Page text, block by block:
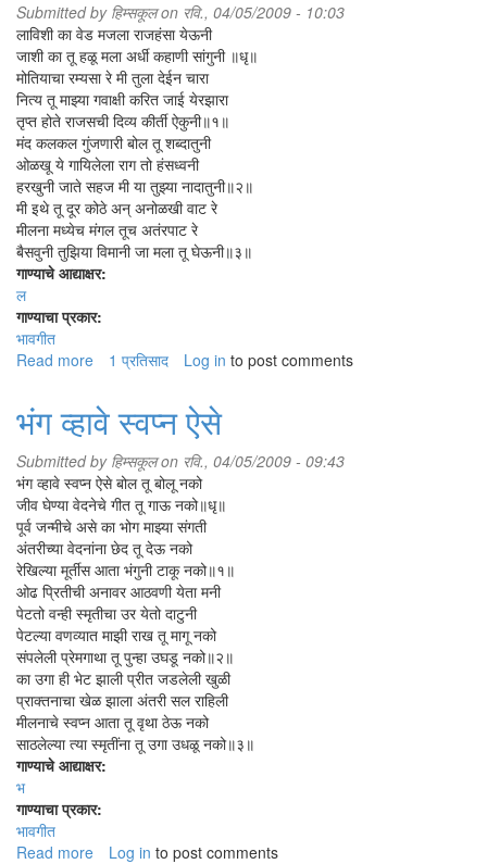
Submitted by हिम्सकूलon रवि., 04/05/2009 - 10:03
लाविशी का वेड मजला राजहंसा येऊनी
जाशी का तू हळू मला अर्धी कहाणी सांगुनी ॥धृ॥
मोतियाचा रम्यसा रे मी तुला देईन चारा
नित्य तू माझ्या गवाक्षी करित जाई येरझारा
तृप्त होते राजसची दिव्य कीर्ती ऐकुनी॥१॥
मंद कलकल गुंजणारी बोल तू शब्दातुनी
ओळखू ये गायिलेला राग तो हंसध्वनी
हरखुनी जाते सहज मी या तुझ्या नादातुनी॥२॥
मी इथे तू दूर कोठे अन्‌ अनोळखी वाट रे
मीलना मध्येच मंगल तूच अतंरपाट रे
बैसवुनी तुझिया विमानी जा मला तू घेऊनी॥३॥
गाण्याचे आद्याक्षर:
ल
गाण्याचा प्रकार:
भावगीत
Read more about
का
वेड
1 प्रतिसाद Log in to post comments
भंग व्हावे स्वप्न ऐसे
Submitted by हिम्सकूलon रवि., 04/05/2009 - 09:43
भंग व्हावे स्वप्न ऐसे बोल तू बोलू नको
जीव घेण्या वेदनेचे गीत तू गाऊ नको॥धृ॥
पूर्व जन्मीचे असे का भोग माझ्या संगती
अंतरीच्या वेदनांना छेद तू देऊ नको
रेखिल्या मूर्तीस आता भंगुनी टाकू नको॥१॥
ओढ प्रितीची अनावर आठवणी येता मनी
पेटतो वन्ही स्मृतीचा उर येतो दाटुनी
पेटल्या वणव्यात माझी राख तू मागू नको
संपलेली प्रेमगाथा तू पुन्हा उघडू नको॥२॥
का उगा ही भेट झाली प्रीत जडलेली खुळी
प्राक्तनाचा खेळ झाला अंतरी सल राहिली
मीलनाचे स्वप्न आता तू वृथा ठेऊ नको
साठलेल्या त्या स्मृतींना तू उगा उधळू नको॥३॥
गाण्याचे आद्याक्षर:
भ
गाण्याचा प्रकार:
भावगीत
Read more about
Log in to post comments